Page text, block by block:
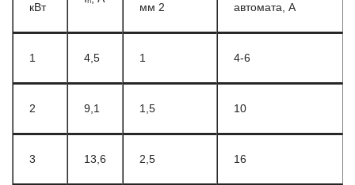
кВт
мм 2
автомата, А
1 4,5 1 4-6
2 9,1 1,5 10
3 13,6 2,5 16